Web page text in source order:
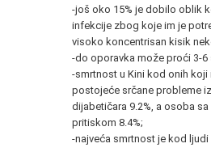
-još oko 15% je dobilo oblik
infekcije zbog koje im je
visoko koncentrisan kisik
-do oporavka može proći 3-6
-smrtnost u Kini kod onih koji
postojeće srčane probleme
dijabetičara 9.2%, a osoba
pritiskom 8.4%;
-najveća smrtnost je kod ljudi